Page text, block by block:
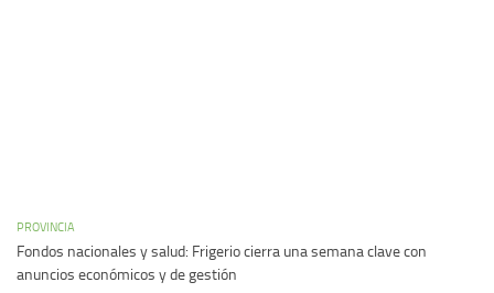
PROVINCIA
Fondos nacionales y salud: Frigerio cierra una semana clave con
anuncios económicos y de gestión